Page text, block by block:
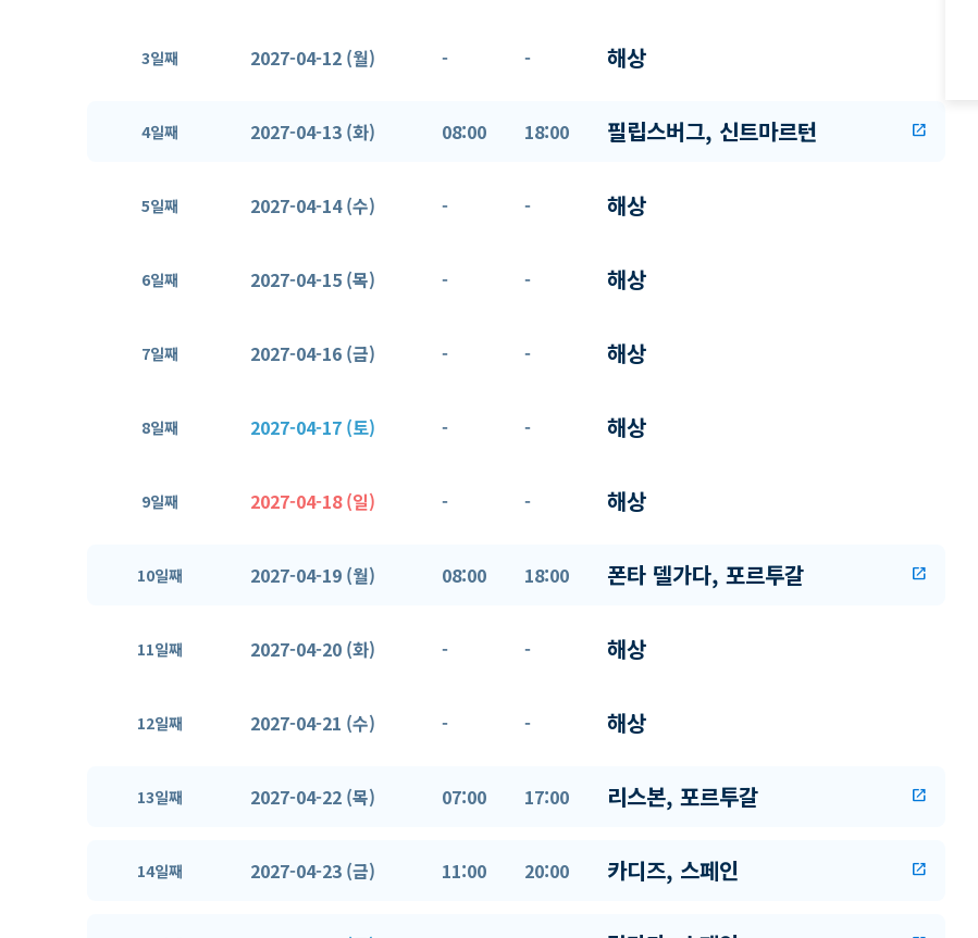
3일째 2027-04-12 (월) - - 해상
4일째 2027-04-13 (화) 08:00 18:00 필립스버그, 신트마르턴 open_in_new
5일째 2027-04-14 (수) - - 해상
6일째 2027-04-15 (목) - - 해상
7일째 2027-04-16 (금) - - 해상
8일째 2027-04-17 (토) - - 해상
9일째 2027-04-18 (일) - - 해상
10일째 2027-04-19 (월) 08:00 18:00 폰타 델가다, 포르투갈 open_in_new
11일째 2027-04-20 (화) - - 해상
12일째 2027-04-21 (수) - - 해상
13일째 2027-04-22 (목) 07:00 17:00 리스본, 포르투갈 open_in_new
14일째 2027-04-23 (금) 11:00 20:00 카디즈, 스페인 open_in_new